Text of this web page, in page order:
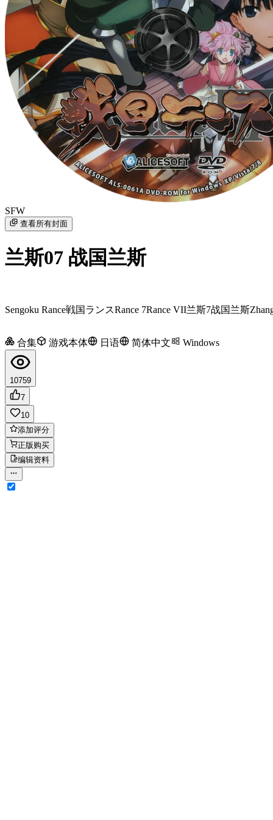
SFW
查看所有封面
兰斯07 战国兰斯
Sengoku Rance戦国ランスRance 7Rance VII兰斯7战国兰斯
合集 游戏本体 日语 简体中文 Windows
10759
7
10
添加评分
正版购买
编辑资料